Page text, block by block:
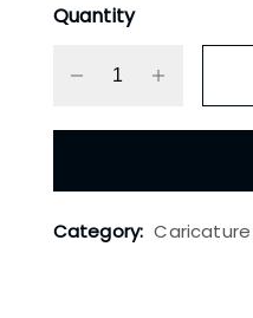
Quantity
Category: